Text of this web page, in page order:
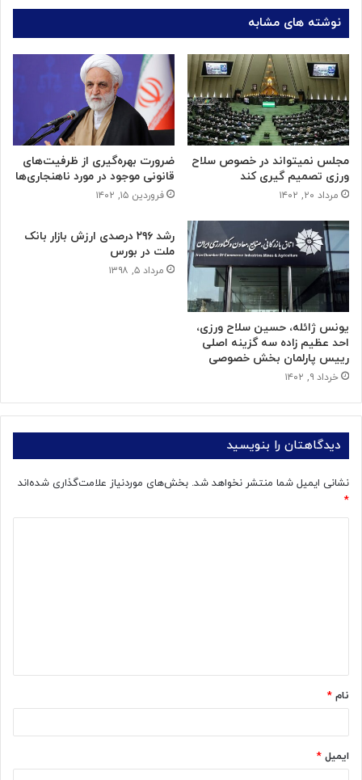
نوشته های مشابه
مجلس نمیتواند در خصوص سلاح
ورزی تصمیم گیری کند
مرداد ۲۰, ۱۴۰۲
ضرورت بهره‌گیری از ظرفیت‌های
قانونی موجود در مورد ناهنجاری‌ها
فروردین ۱۵, ۱۴۰۲
یونس ژائله، حسین سلاح ورزی،
احد عظیم زاده سه گزینه اصلی
رییس پارلمان بخش خصوصی
خرداد ۹, ۱۴۰۲
رشد ۲۹۶ درصدی ارزش بازار بانک
ملت در بورس
مرداد ۵, ۱۳۹۸
دیدگاهتان را بنویسید
نشانی ایمیل شما منتشر نخواهد شد. بخش‌های موردنیاز علامت‌گذاری شده‌اند
*
*
نام *
ایمیل *